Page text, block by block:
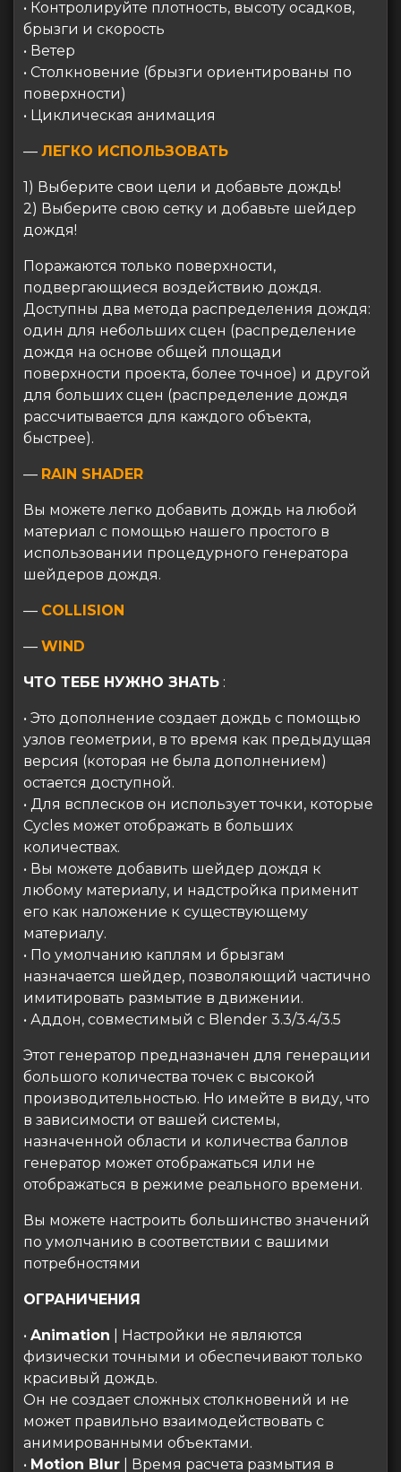
• Контролируйте плотность, высоту осадков,
брызги и скорость
• Ветер
• Столкновение (брызги ориентированы по
поверхности)
• Циклическая анимация
— ЛЕГКО ИСПОЛЬЗОВАТЬ
1) Выберите свои цели и добавьте дождь!
2) Выберите свою сетку и добавьте шейдер
дождя!
Поражаются только поверхности,
подвергающиеся воздействию дождя.
Доступны два метода распределения дождя:
один для небольших сцен (распределение
дождя на основе общей площади
поверхности проекта, более точное) и другой
для больших сцен (распределение дождя
рассчитывается для каждого объекта,
быстрее).
— RAIN SHADER
Вы можете легко добавить дождь на любой
материал с помощью нашего простого в
использовании процедурного генератора
шейдеров дождя.
— COLLISION
— WIND
ЧТО ТЕБЕ НУЖНО ЗНАТЬ :
• Это дополнение создает дождь с помощью
узлов геометрии, в то время как предыдущая
версия (которая не была дополнением)
остается доступной.
• Для всплесков он использует точки, которые
Cycles может отображать в больших
количествах.
• Вы можете добавить шейдер дождя к
любому материалу, и надстройка применит
его как наложение к существующему
материалу.
• По умолчанию каплям и брызгам
назначается шейдер, позволяющий частично
имитировать размытие в движении.
• Аддон, совместимый с Blender 3.3/3.4/3.5
Этот генератор предназначен для генерации
большого количества точек с высокой
производительностью. Но имейте в виду, что
в зависимости от вашей системы,
назначенной области и количества баллов
генератор может отображаться или не
отображаться в режиме реального времени.
Вы можете настроить большинство значений
по умолчанию в соответствии с вашими
потребностями
ОГРАНИЧЕНИЯ
• Animation | Настройки не являются
физически точными и обеспечивают только
красивый дождь.
Он не создает сложных столкновений и не
может правильно взаимодействовать с
анимированными объектами.
• Motion Blur | Время расчета размытия в